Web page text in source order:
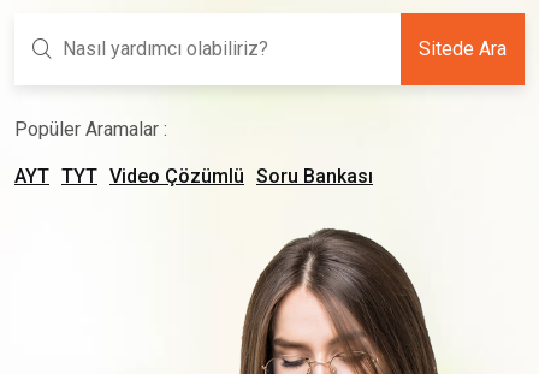
Sitede Ara
Popüler Aramalar :
AYT TYT Video Çözümlü Soru Bankası